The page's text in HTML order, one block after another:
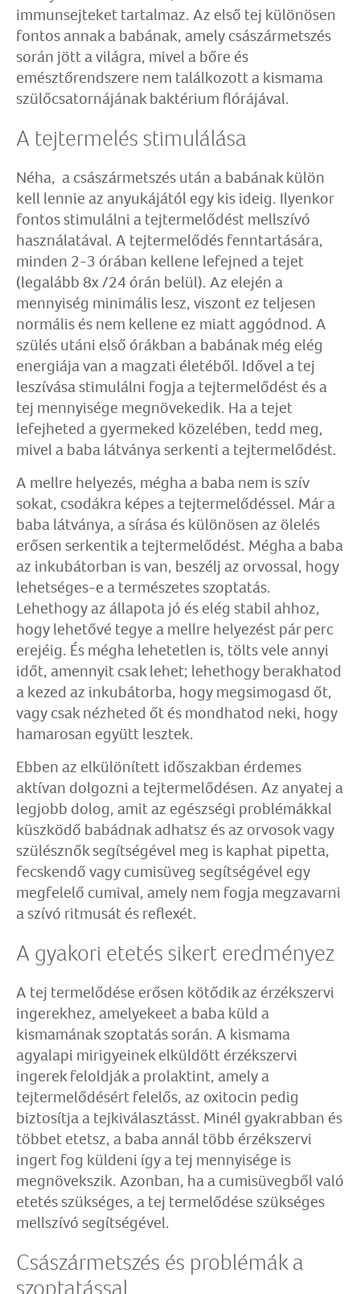
immunsejteket tartalmaz. Az első tej különösen
fontos annak a babának, amely császármetszés
során jött a világra, mivel a bőre és
emésztőrendszere nem találkozott a kismama
szülőcsatornájának baktérium flórájával.
A tejtermelés stimulálása
Néha, a császármetszés után a babának külön
kell lennie az anyukájától egy kis ideig. Ilyenkor
fontos stimulálni a tejtermelődést mellszívó
használatával. A tejtermelődés fenntartására,
minden 2-3 órában kellene lefejned a tejet
(legalább 8x /24 órán belül). Az elején a
mennyiség minimális lesz, viszont ez teljesen
normális és nem kellene ez miatt aggódnod. A
szülés utáni első órákban a babának még elég
energiája van a magzati életéből. Idővel a tej
leszívása stimulálni fogja a tejtermelődést és a
tej mennyisége megnövekedik. Ha a tejet
lefejheted a gyermeked közelében, tedd meg,
mivel a baba látványa serkenti a tejtermelődést.
A mellre helyezés, mégha a baba nem is szív
sokat, csodákra képes a tejtermelődéssel. Már a
baba látványa, a sírása és különösen az ölelés
erősen serkentik a tejtermelődést. Mégha a baba
az inkubátorban is van, beszélj az orvossal, hogy
lehetséges-e a természetes szoptatás.
Lehethogy az állapota jó és elég stabil ahhoz,
hogy lehetővé tegye a mellre helyezést pár perc
erejéig. És mégha lehetetlen is, tölts vele annyi
időt, amennyit csak lehet; lehethogy berakhatod
a kezed az inkubátorba, hogy megsimogasd őt,
vagy csak nézheted őt és mondhatod neki, hogy
hamarosan együtt lesztek.
Ebben az elkülönített időszakban érdemes
aktívan dolgozni a tejtermelődésen. Az anyatej a
legjobb dolog, amit az egészségi problémákkal
küszködő babádnak adhatsz és az orvosok vagy
szülésznők segítségével meg is kaphat pipetta,
fecskendő vagy cumisüveg segítségével egy
megfelelő cumival, amely nem fogja megzavarni
a szívó ritmusát és reflexét.
A gyakori etetés sikert eredményez
A tej termelődése erősen kötődik az érzékszervi
ingerekhez, amelyekeet a baba küld a
kismamának szoptatás során. A kismama
agyalapi mirigyeinek elküldött érzékszervi
ingerek feloldják a prolaktint, amely a
tejtermelődésért felelős, az oxitocin pedig
biztosítja a tejkiválasztásst. Minél gyakrabban és
többet etetsz, a baba annál több érzékszervi
ingert fog küldeni így a tej mennyisége is
megnövekszik. Azonban, ha a cumisüvegből való
etetés szükséges, a tej termelődése szükséges
mellszívó segítségével.
Császármetszés és problémák a
szoptatással